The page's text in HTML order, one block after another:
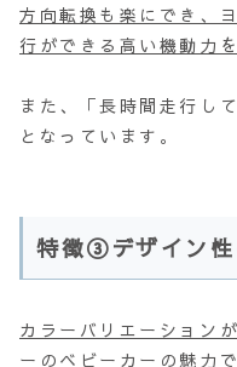
方向転換も楽にでき、
行ができる高い機動力
また、「長時間走行し
となっています。
特徴③デザイン性
カラーバリエーション
ーのベビーカーの魅力で